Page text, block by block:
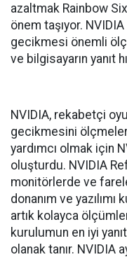
azaltmak Rainbow
önem taşıyor.
gecikmesi önemli
ve bilgisayarın yanıt
NVIDIA, rekabetçi
gecikmesini
yardımcı olmak için
oluşturdu. NVIDIA
monitörlerde ve
donanım ve
artık kolayca
kurulumun en iyi
olanak tanır. NVIDIA